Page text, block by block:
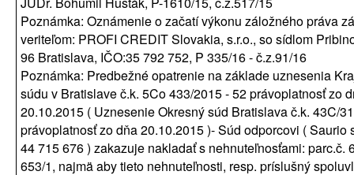
Poznámka: Oznámenie o začatí výkonu záložného práva
veriteľom: PROFI CREDIT Slovakia, s.r.o., so sídlom
96 Bratislava, IČO:35 792 752, P 335/16 - č.z.91/16
Poznámka: Predbežné opatrenie na základe uznesenia
súdu v Bratislave č.k. 5Co 433/2015 - 52 právoplatnosť zo
20.10.2015 ( Uznesenie Okresný súd Bratislava č.k. 43C/
právoplatnosť zo dňa 20.10.2015 )- Súd odporcovi ( Saurio
44 715 676 ) zakazuje nakladať s nehnuteľnosťami: parc.č.
653/1, najmä aby tieto nehnuteľnosti, resp. príslušný